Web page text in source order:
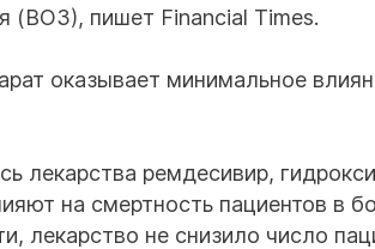
(ВОЗ), пишет Financial Times.
оказывает минимальное
лекарства ремдесивир,
на смертность пациентов в
лекарство не снизило число